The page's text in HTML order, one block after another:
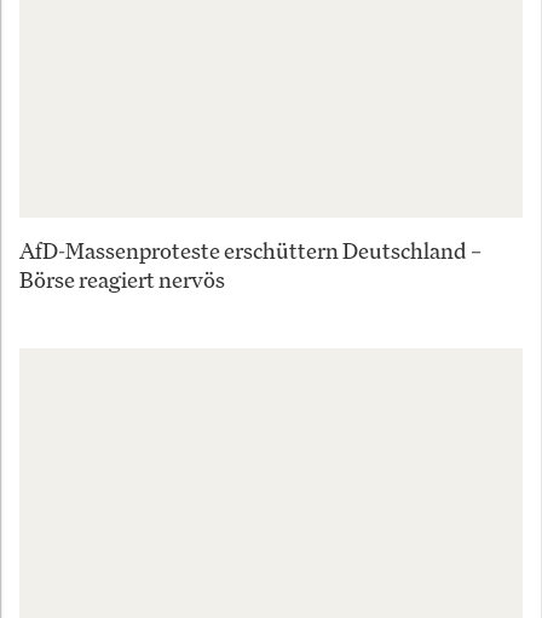
AfD-Massenproteste erschüttern Deutschland –
Börse reagiert nervös